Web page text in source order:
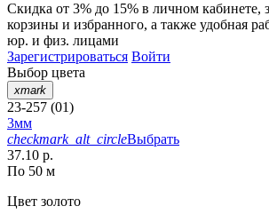
Скидка от 3% до 15% в личном кабинете,
корзины и избранного, а также удобная
юр. и физ. лицами
Зарегистрироваться Войти
Выбор цвета
xmark
23-257 (01)
3мм
checkmark_alt_circleВыбрать
37.10 р.
По 50 м
Цвет золото